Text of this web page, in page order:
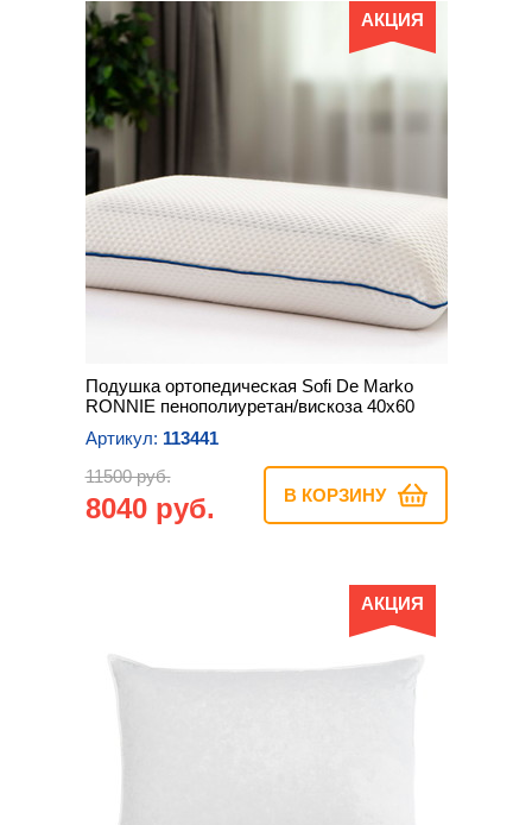
АКЦИЯ
Подушка ортопедическая Sofi De Marko
RONNIE пенополиуретан/вискоза 40х60
Артикул: 113441
11500 руб.
8040 руб. В КОРЗИНУ
АКЦИЯ